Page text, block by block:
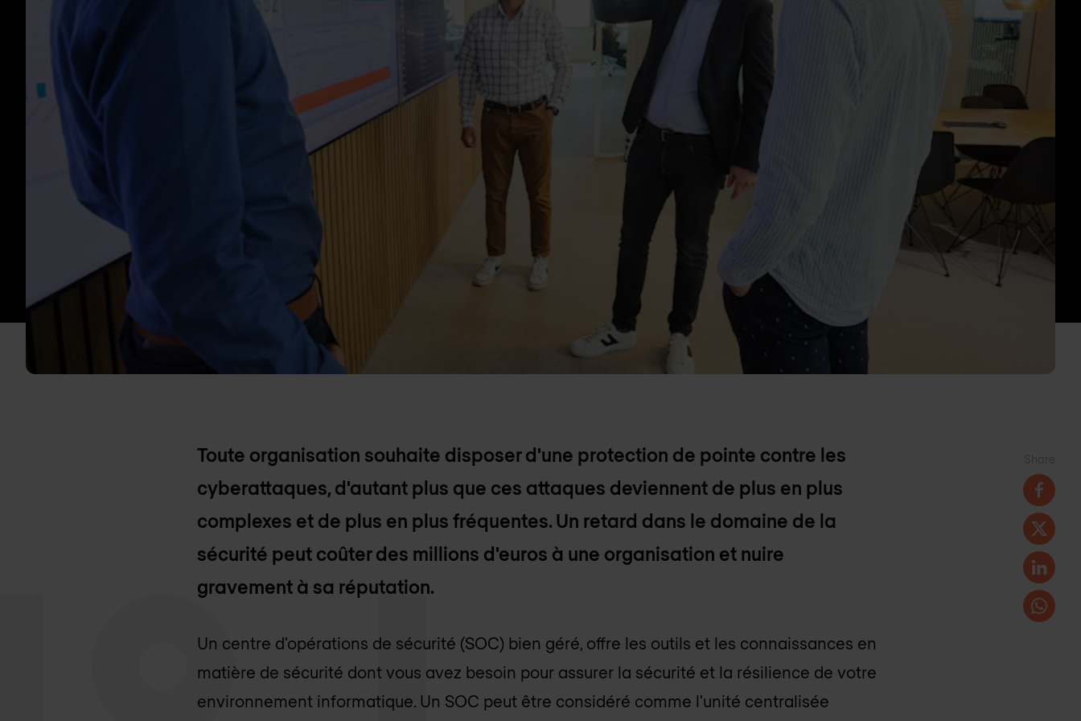
Toute organisation souhaite disposer d'une protection de pointe contre les
cyberattaques, d'autant plus que ces attaques deviennent de plus en plus
complexes et de plus en plus fréquentes. Un retard dans le domaine de la
sécurité peut coûter des millions d'euros à une organisation et nuire
gravement à sa réputation.
Un centre d'opérations de sécurité (SOC) bien géré, offre les outils et les connaissances en
matière de sécurité dont vous avez besoin pour assurer la sécurité et la résilience de votre
environnement informatique. Un SOC peut être considéré comme l'unité centralisée